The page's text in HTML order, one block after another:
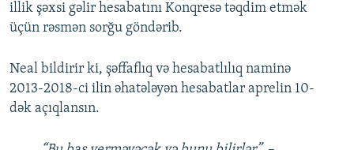
illik şəxsi gəlir hesabatını Konqresə təqdim etmək
üçün rəsmən sorğu göndərib.
Neal bildirir ki, şəffaflıq və hesabatlılıq naminə
2013-2018-ci ilin əhatələyən hesabatlar aprelin 10-
dək açıqlansın.